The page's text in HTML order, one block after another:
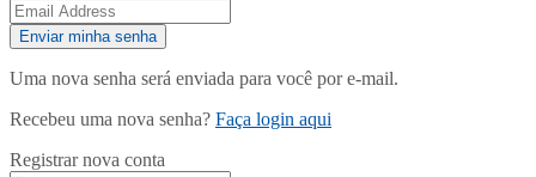
Uma nova senha será enviada para você por e-mail.
Recebeu uma nova senha? Faça login aqui
Registrar nova conta